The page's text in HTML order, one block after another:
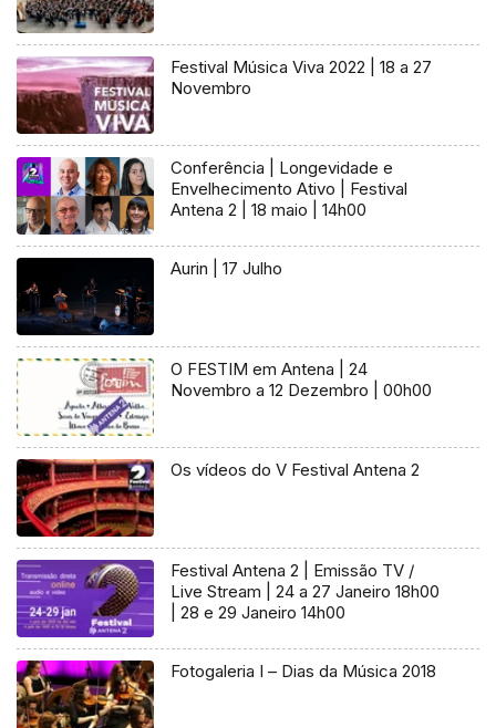
Festival Música Viva 2022 | 18 a 27
Novembro
Conferência | Longevidade e
Envelhecimento Ativo | Festival
Antena 2 | 18 maio | 14h00
Aurin | 17 Julho
O FESTIM em Antena | 24
Novembro a 12 Dezembro | 00h00
Os vídeos do V Festival Antena 2
Festival Antena 2 | Emissão TV /
Live Stream | 24 a 27 Janeiro 18h00
| 28 e 29 Janeiro 14h00
Fotogaleria I – Dias da Música 2018